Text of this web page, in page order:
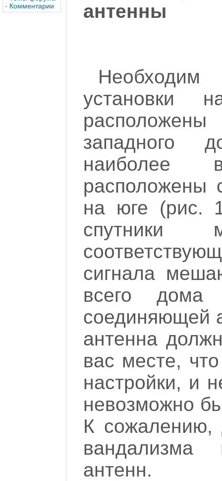
- Комментарии
антенны
установки
западного
наиболее
расположены
на юге (рис.
спутники
сигнала
всего
соединяющей
антенна
вас месте,
настройки, и
невозможно
К сожалению,
вандализма
антенн.